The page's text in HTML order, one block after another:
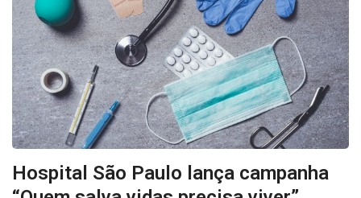
Hospital São Paulo lança campanha